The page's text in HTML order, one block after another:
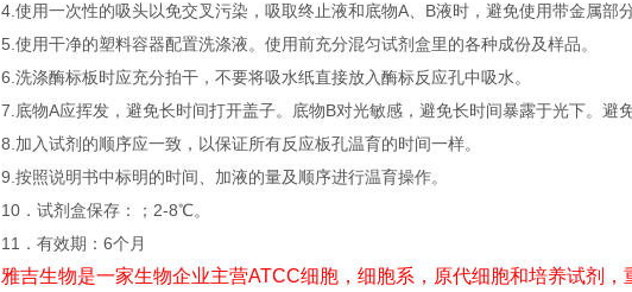
4.使用一次性的吸头以免交叉污染，吸取终止液和底物A、B液时，避免使用带金属部分
5.使用干净的塑料容器配置洗涤液。使用前充分混匀试剂盒里的各种成份及样品。
6.洗涤酶标板时应充分拍干，不要将吸水纸直接放入酶标反应孔中吸水。
7.底物A应挥发，避免长时间打开盖子。底物B对光敏感，避免长时间暴露于光下。避
8.加入试剂的顺序应一致，以保证所有反应板孔温育的时间一样。
9.按照说明书中标明的时间、加液的量及顺序进行温育操作。
10．试剂盒保存：；2-8℃。
11．有效期：6个月
雅吉生物是一家生物企业主营ATCC细胞，细胞系，原代细胞和培养试剂